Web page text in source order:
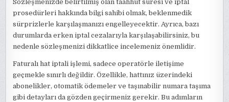
Sözleşmenizde belirtilmiş olan taahhüt süresi ve iptal
prosedürleri hakkında bilgi sahibi olmak, beklenmedik
sürprizlerle karşılaşmanızı engelleyecektir. Ayrıca, bazı
durumlarda erken iptal cezalarıyla karşılaşabilirsiniz, bu
nedenle sözleşmenizi dikkatlice incelemeniz önemlidir.
Faturalı hat iptali işlemi, sadece operatörle iletişime
geçmekle sınırlı değildir. Özellikle, hattınız üzerindeki
abonelikler, otomatik ödemeler ve taşınabilir numara taşıma
gibi detayları da gözden geçirmeniz gerekir. Bu adımların